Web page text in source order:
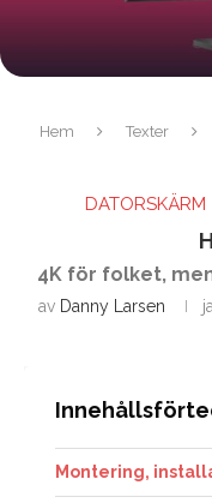
Hem Texter
DATORSKÄRM
4K för folket,
av Danny Larsen
Montering,